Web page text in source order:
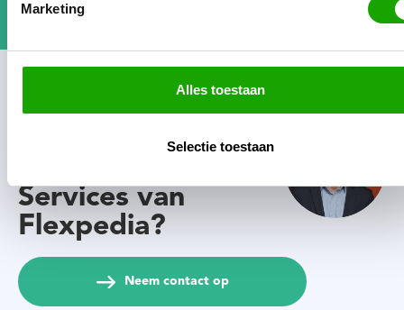
Marketing
Alles toestaan
Selectie toestaan
Interesse in
Services van
Flexpedia?
Neem contact op